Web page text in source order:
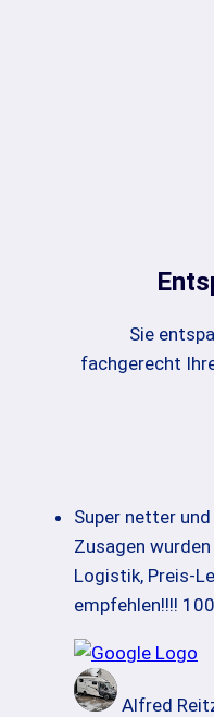
Sie
fachgerecht
Super netter
Zusagen
Logistik, Preis-
empfehlen!!!!
Alfred